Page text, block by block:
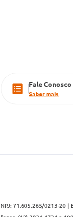
Fale Conosco
Saber mais
71.605.265/0213-20